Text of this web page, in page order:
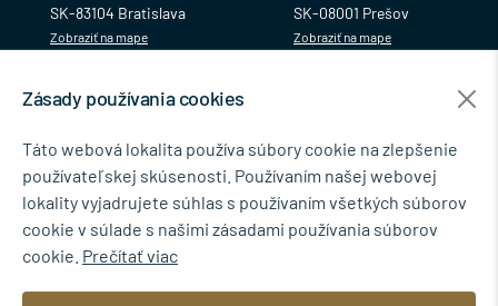
SK-83104 Bratislava
Zobraziť na mape
SK-08001 Prešov
Zobraziť na mape
NEWSLETTER
Zásady používania cookies
Táto webová lokalita používa súbory cookie na zlepšenie
používateľskej skúsenosti. Používaním našej webovej
lokality vyjadrujete súhlas s používaním všetkých súborov
cookie v súlade s našimi zásadami používania súborov
cookie. Prečítať viac